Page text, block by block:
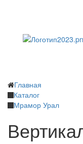
Главная
Каталог
Мрамор Урал